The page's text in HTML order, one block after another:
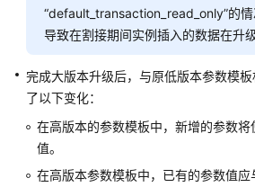
区
域）
API
参
（安
卡
拉
“default_transaction_read_only”的
导致在割接期间实例插入的数据在升
完成大版本升级后，与原低版本参数模
了以下变化：
在高版本的参数模板中，新增的参数将
值。
在高版本参数模板中，已有的参数值